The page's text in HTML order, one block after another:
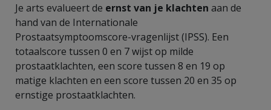
Je arts evalueert de ernst van je klachten aan de
hand van de Internationale
Prostaatsymptoomscore-vragenlijst (IPSS). Een
totaalscore tussen 0 en 7 wijst op milde
prostaatklachten, een score tussen 8 en 19 op
matige klachten en een score tussen 20 en 35 op
ernstige prostaatklachten.